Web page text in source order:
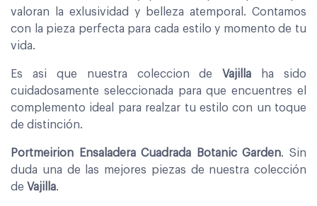
valoran la exlusividad y belleza atemporal. Contamos
con la pieza perfecta para cada estilo y momento de tu
vida.
Es asi que nuestra coleccion deVajilla ha sido
cuidadosamente seleccionada para que encuentres el
complemento ideal para realzar tu estilo con un toque
de distinción.
Portmeirion Ensaladera Cuadrada Botanic Garden. Sin
duda una de las mejores piezas de nuestra colección
de Vajilla.